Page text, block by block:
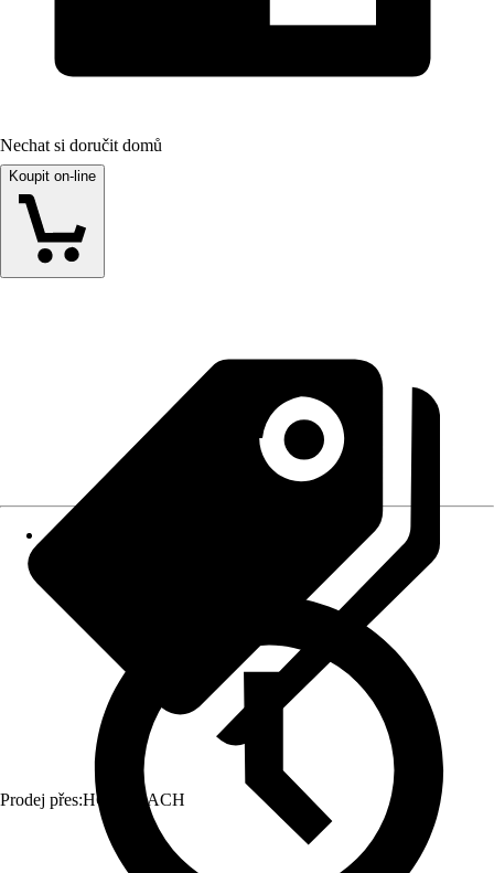
Nechat si doručit domů
Koupit on-line
Prodej přes:HORNBACH